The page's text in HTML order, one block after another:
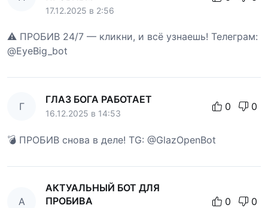
17.12.2025 в 2:56
⚠️ ПРОБИВ 24/7 — кликни, и всё узнаешь! Телеграм:
@EyeBig_bot
Г
ГЛАЗ БОГА РАБОТАЕТ
16.12.2025 в 14:53
0 0
💣 ПРОБИВ снова в деле! TG: @GlazOpenBot
А
АКТУАЛЬНЫЙ БОТ ДЛЯ
ПРОБИВА
0 0